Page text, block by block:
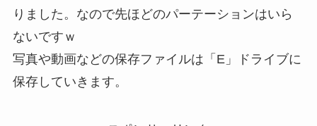
りました。なので先ほどのパーテーションはいら
ないですｗ
写真や動画などの保存ファイルは「E」ドライブに
保存していきます。